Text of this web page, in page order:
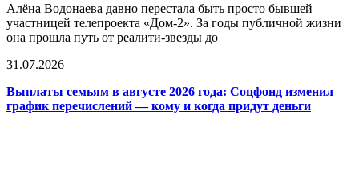
Алёна Водонаева давно перестала быть просто бывшей
участницей телепроекта «Дом-2». За годы публичной жизни
она прошла путь от реалити-звезды до
31.07.2026
Выплаты семьям в августе 2026 года: Соцфонд изменил
график перечислений — кому и когда придут деньги